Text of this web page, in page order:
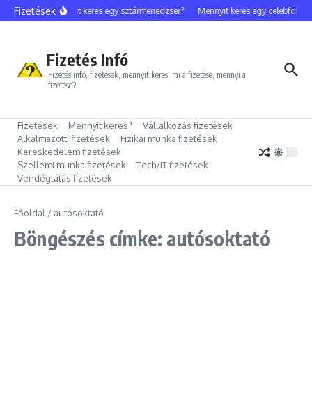
Ugrás a tartalomhoz
FizetésekMennyit keres egy sztármenedzser? Mennyit keres egy celebfotós?
Fizetés Infó
Fizetés infó, fizetések, mennyit keres, mi a fizetése, mennyi a
fizetése?
Fizetések Mennyit keres?
Vállalkozás fizetések
Alkalmazotti fizetések
Fizikai munka fizetések
Kereskedelem fizetések
Szellemi munka fizetések
Tech/IT fizetések
Vendéglátás fizetések
Főoldal / autósoktató
Böngészés címke: autósoktató